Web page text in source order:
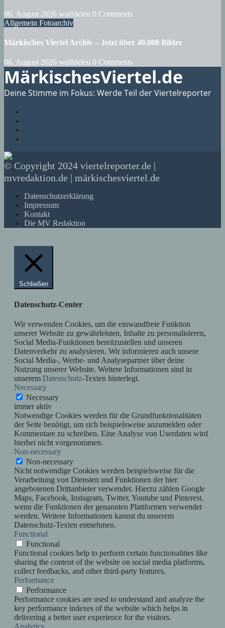
06. August 2026 wolfdeleu 0 Comments
Allgemein Fotoarchiv
Märkisches Viertel Archiv – Jetzt über 40.000 Bilder
06. August 2026 wolfdeleu 0 Comments
MärkischesViertel.de
Deine Stimme im Fokus: Werde Teil der Viertelreporter
© Copyright 2024 viertelreporter.de |
mvredaktion.de | märkischesviertel.de
Datenschutzerklärung
Impressum
Kontakt
Die MV Redaktion
Schließen
Datenschutz-Center
Wir verwenden Cookies, um die einwandfreie Funktion
unserer Website zu gewährleisten, Inhalte zu personalisieren,
Social Media-Funktionen bereitzustellen und unseren
Datenverkehr zu analysieren. Wir informieren auch unsere
Social Media-, Werbe- und Analysepartner über deine
Nutzung unserer Website. Weitere Informationen sind in
unserem Datenschutz-Texten hinterlegt.
Necessary
Necessary
immer aktiv
Notwendige Cookies werden für die Grundfunktionalitäten
der Seite benötigt, um sich beispielsweise anzumelden oder
Kommentare zu schreiben. Eine Analyse von Userdaten wird
hierbei nicht vorgenommen.
Non-necessary
Non-necessary
Nicht notwendige Cookies werden beispielsweise für die
Verarbeitung von Diensten und Funktionen der hier
angebotenen Drittanbieter verwendet. Hierzu zählen Google
Maps, Facebook, Instagram, Twitter, Youtube und Pinterest,
wenn die Funktionen der genannten Plattformen verwendet
werden. Weitere Informationen kannst du unserem
Datenschutz-Texten entnehmen.
Functional
Functional
Functional cookies help to perform certain functionalities like
sharing the content of the website on social media platforms,
collect feedbacks, and other third-party features.
Performance
Performance
Performance cookies are used to understand and analyze the
key performance indexes of the website which helps in
delivering a better user experience for the visitors.
Analytics